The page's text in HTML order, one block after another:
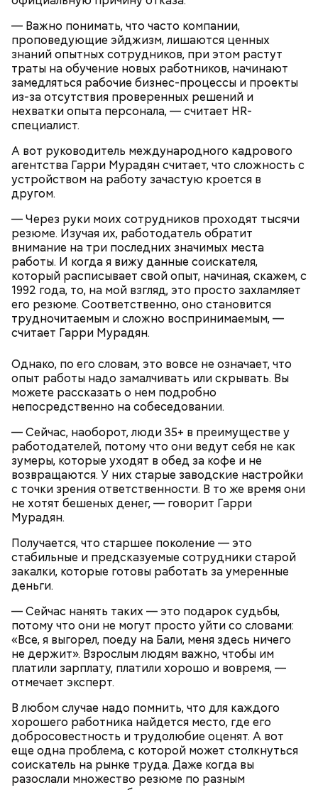
— Важно понимать, что часто компании,
проповедующие эйджизм, лишаются ценных
знаний опытных сотрудников, при этом растут
траты на обучение новых работников, начинают
замедляться рабочие бизнес-процессы и проекты
из-за отсутствия проверенных решений и
нехватки опыта персонала, — считает HR-
специалист.
А вот руководитель международного кадрового
агентства Гарри Мурадян считает, что сложность с
устройством на работу зачастую кроется в
другом.
— Через руки моих сотрудников проходят тысячи
резюме. Изучая их, работодатель обратит
внимание на три последних значимых места
работы. И когда я вижу данные соискателя,
который расписывает свой опыт, начиная, скажем, с
1992 года, то, на мой взгляд, это просто захламляет
его резюме. Соответственно, оно становится
трудночитаемым и сложно воспринимаемым, —
считает Гарри Мурадян.
Однако, по его словам, это вовсе не означает, что
опыт работы надо замалчивать или скрывать. Вы
можете рассказать о нем подробно
непосредственно на собеседовании.
— Сейчас, наоборот, люди 35+ в преимуществе у
работодателей, потому что они ведут себя не как
зумеры, которые уходят в обед за кофе и не
возвращаются. У них старые заводские настройки
с точки зрения ответственности. В то же время они
не хотят бешеных денег, — говорит Гарри
Мурадян.
Получается, что старшее поколение — это
стабильные и предсказуемые сотрудники старой
закалки, которые готовы работать за умеренные
деньги.
— Сейчас нанять таких — это подарок судьбы,
потому что они не могут просто уйти со словами:
«Все, я выгорел, поеду на Бали, меня здесь ничего
не держит». Взрослым людям важно, чтобы им
платили зарплату, платили хорошо и вовремя, —
отмечает эксперт.
В любом случае надо помнить, что для каждого
хорошего работника найдется место, где его
добросовестность и трудолюбие оценят. А вот
еще одна проблема, с которой может столкнуться
соискатель на рынке труда. Даже когда вы
разослали множество резюме по разным
Курица с кабачками по-тайски
Ингредиенты:
рыбный соус;
соевый соус;
кисло-сладкий соус;
болгарский перец;
морковь.